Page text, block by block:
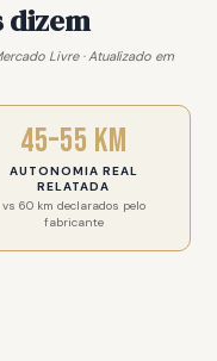
dizem
Livre · Atualizado em
45–55 km
AUTONOMIA REAL
RELATADA
vs 60 km declarados pelo
fabricante